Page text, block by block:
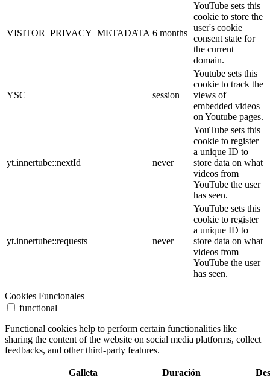
VISITOR_PRIVACY_METADATA 6 months
YouTube sets this
cookie to store the
user's cookie
consent state for
the current
domain.
YSC session
Youtube sets this
cookie to track the
views of
embedded videos
on Youtube pages.
yt.innertube::nextId never
YouTube sets this
cookie to register
a unique ID to
store data on what
videos from
YouTube the user
has seen.
yt.innertube::requests never
YouTube sets this
cookie to register
a unique ID to
store data on what
videos from
YouTube the user
has seen.
Cookies Funcionales
functional
Functional cookies help to perform certain functionalities like
sharing the content of the website on social media platforms, collect
feedbacks, and other third-party features.
Galleta Duración